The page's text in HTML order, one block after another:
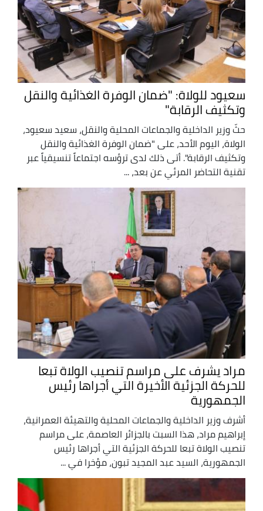
سعيود للولاة: "ضمان الوفرة الغذائية والنقل
وتكثيف الرقابة"
حثّ وزير الداخلية والجماعات المحلية والنقل، سعيد سعيود،
الولاة، اليوم الأحد، على "ضمان الوفرة الغذائية والنقل
وتكثيف الرقابة". أتى ذلك لدى ترؤسه اجتماعاً تنسيقياً عبر
تقنية التحاضر المرئي عن بعد، ...
مراد يشرف على مراسم تنصيب الولاة تبعا
للحركة الجزئية الأخيرة التي أجراها رئيس
الجمهورية
أشرف وزير الداخلية والجماعات المحلية والتهيئة العمرانية،
إبراهيم مراد، هذا السبت بالجزائر العاصمة، على مراسم
تنصيب الولاة تبعا للحركة الجزئية التي أجراها رئيس
الجمهورية، السيد عبد المجيد تبون، مؤخرا في ...